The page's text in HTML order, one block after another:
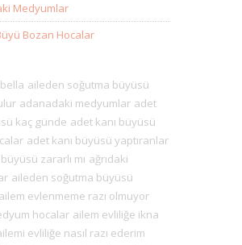
Medyumlar
Bozan Hocalar
aileden soğutma büyüsü
adanadaki medyumlar adet
kaç günde adet kanı büyüsü
adet kanı büyüsü yaptıranlar
zararlı mı ağrıdaki
aileden soğutma büyüsü
ailem evlenmeme razı olmuyor
hocalar ailem evliliğe ikna
evliliğe nasıl razı ederim